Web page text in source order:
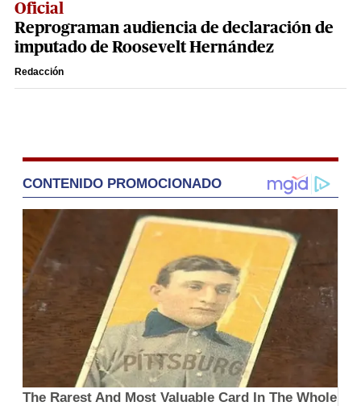
Oficial
Reprograman audiencia de declaración de
imputado de Roosevelt Hernández
Redacción
CONTENIDO PROMOCIONADO
The Rarest And Most Valuable Card In The Whole